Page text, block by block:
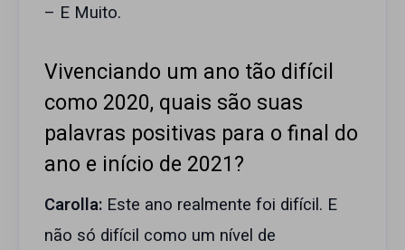
– E Muito.
Vivenciando um ano tão difícil
como 2020, quais são suas
palavras positivas para o final do
ano e início de 2021?
Carolla: Este ano realmente foi difícil. E
não só difícil como um nível de